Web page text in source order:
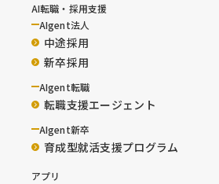
AI転職・採用支援
AIgent法人
中途採用
新卒採用
AIgent転職
転職支援エージェント
AIgent新卒
育成型就活支援プログラム
アプリ